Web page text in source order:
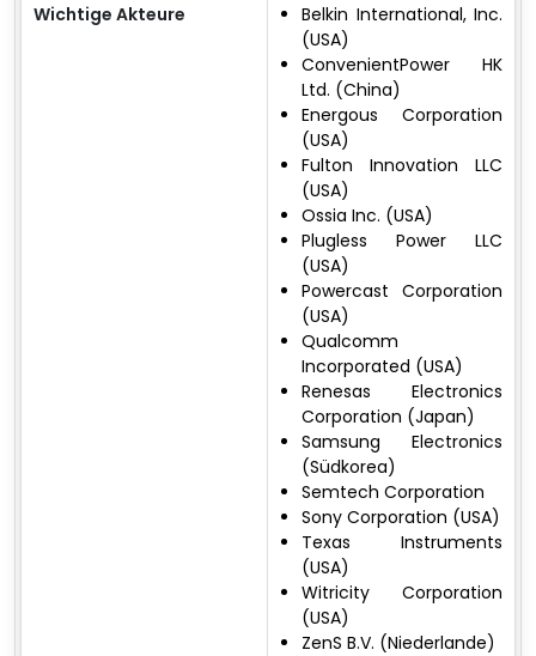
Wichtige Akteure
Belkin International, Inc.
(USA)
ConvenientPower HK
Ltd. (China)
Energous Corporation
(USA)
Fulton Innovation LLC
(USA)
Ossia Inc. (USA)
Plugless Power LLC
(USA)
Powercast Corporation
(USA)
Qualcomm
Incorporated (USA)
Renesas Electronics
Corporation (Japan)
Samsung Electronics
(Südkorea)
Semtech Corporation
Sony Corporation (USA)
Texas Instruments
(USA)
Witricity Corporation
(USA)
ZenS B.V. (Niederlande)